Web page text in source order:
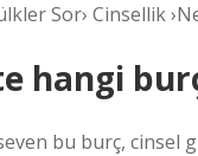
Sor› Cinsellik
hangi
bu burç, cinsel